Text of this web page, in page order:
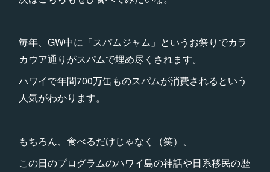
毎年、GW中に「スパムジャム」というお祭りでカラ
カウア通りがスパムで埋め尽くされます。
ハワイで年間700万缶ものスパムが消費されるという
人気がわかります。
もちろん、食べるだけじゃなく（笑）、
この日のプログラムのハワイ島の神話や日系移民の歴